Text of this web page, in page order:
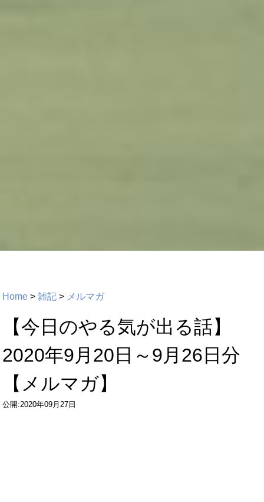
Home >雑記 > メルマガ
【今日のやる気が出る話】
2020年9月20日～9月26日分
【メルマガ】
公開:2020年09月27日